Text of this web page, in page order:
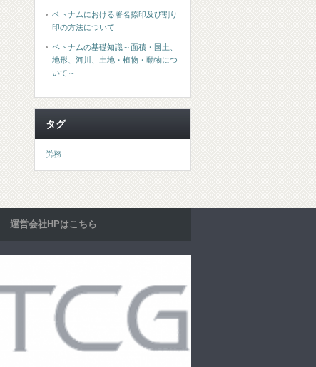
ベトナムにおける署名捺印及び割り
印の方法について
ベトナムの基礎知識～面積・国土、
地形、河川、土地・植物・動物につ
いて～
タグ
労務
運営会社HPはこちら